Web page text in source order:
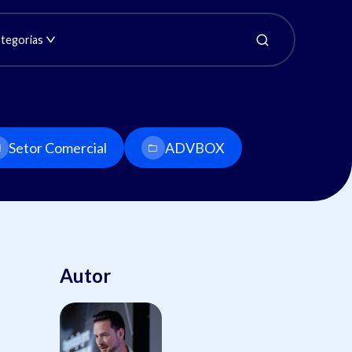
Setor Comercial ADVBOX
Autor